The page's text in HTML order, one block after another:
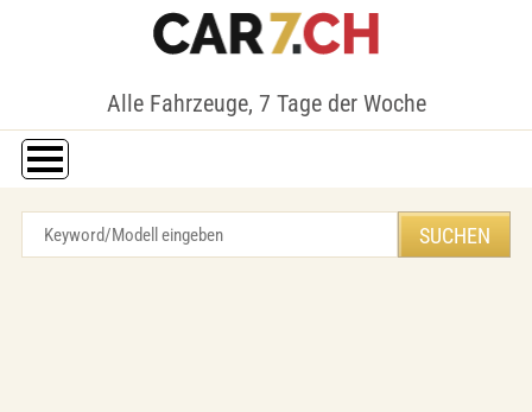
Alle Fahrzeuge, 7 Tage der Woche